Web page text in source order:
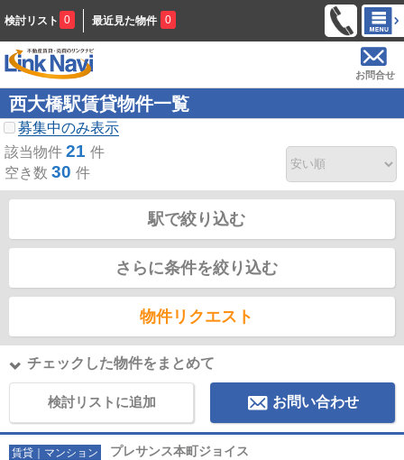
検討リスト 0 最近見た物件 0
お問合せ
西大橋駅賃貸物件一覧
募集中のみ表示
該当物件 21 件
空き数 30 件
駅で絞り込む
さらに条件を絞り込む
物件リクエスト
チェックした物件をまとめて
検討リストに追加 お問い合わせ
賃貸｜マンション プレサンス本町ジョイス